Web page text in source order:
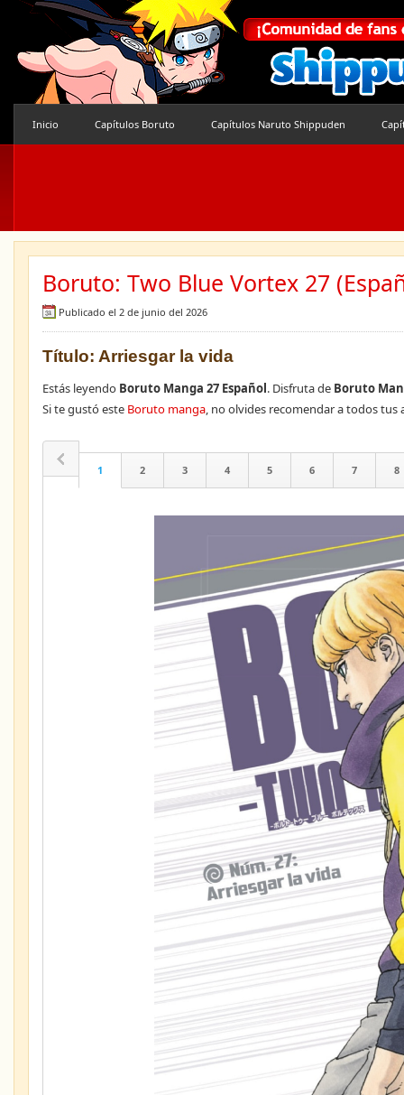
Inicio Capítulos Boruto Capítulos Naruto Shippuden
Boruto: Two Blue Vortex 27
Publicado el 2 de junio del 2026
Título: Arriesgar la vida
Estás leyendo Boruto Manga 27 Español. Disfruta de Boruto
Si te gustó este Boruto manga, no olvides recomendar a todos tus
1 2 3 4 5 6 7 8